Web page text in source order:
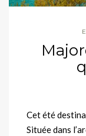
Cet été
Située dans